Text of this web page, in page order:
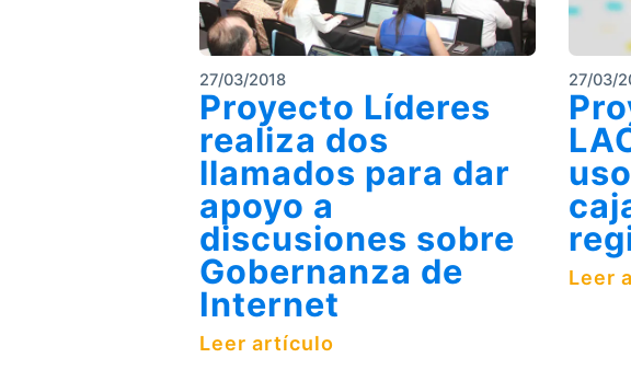
27/03/2018
Proyecto Líderes
realiza dos
llamados para dar
apoyo a
discusiones sobre
Gobernanza de
Internet
Leer artículo
27/03/
Leer